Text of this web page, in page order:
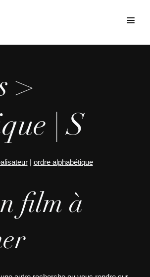
>
| S
| ordre alphabétique
film à